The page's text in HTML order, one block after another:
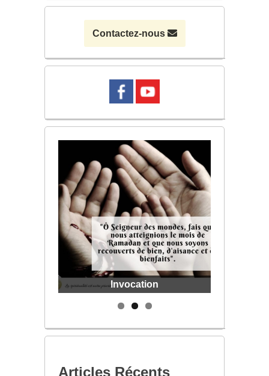
Contactez-nous
Bon Ramadan
Invocation
Hadith
Articles Récents